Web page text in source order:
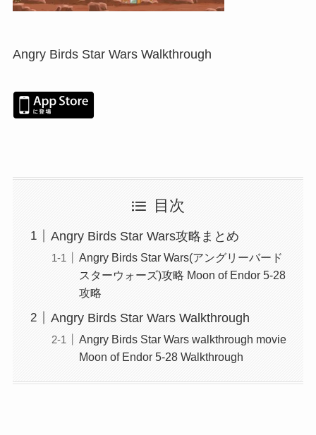
Angry Birds Star Wars Walkthrough
目次
Angry Birds Star Wars攻略まとめ
Angry Birds Star Wars(アングリーバード
スターウォーズ)攻略 Moon of Endor 5-28
攻略
Angry Birds Star Wars Walkthrough
Angry Birds Star Wars walkthrough movie
Moon of Endor 5-28 Walkthrough